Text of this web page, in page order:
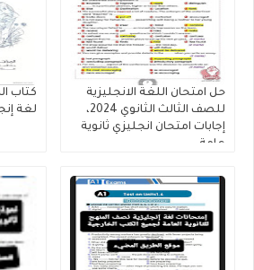
حل امتحان اللغة الانجليزية
للصف الثالث الثانوي 2024،
إجابات امتحان انجليزي ثانوية
عامة
كتاب
لغة